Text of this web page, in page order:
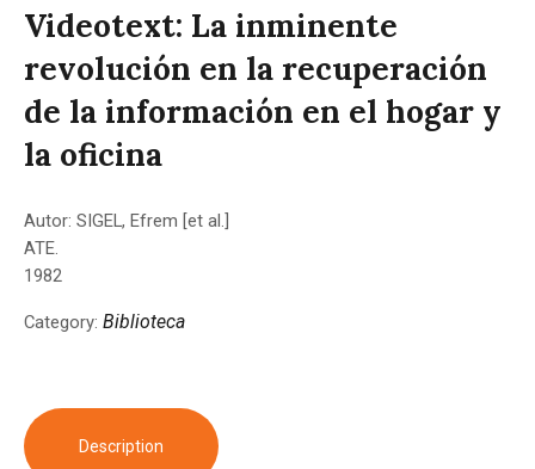
Videotext: La inminente
revolución en la recuperación
de la información en el hogar y
la oficina
Autor: SIGEL, Efrem [et al.]
ATE.
1982
Category: Biblioteca
Description